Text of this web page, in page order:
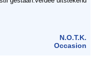
N.O.T.K.
Occasion